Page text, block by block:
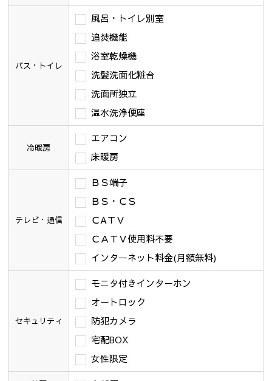
バス・トイレ
風呂・トイレ別室
追焚機能
浴室乾燥機
洗髪洗面化粧台
洗面所独立
温水洗浄便座
冷暖房
エアコン
床暖房
テレビ・通信
ＢＳ端子
ＢＳ・ＣＳ
ＣAＴＶ
ＣＡＴＶ使用料不要
インターネット料金(月額無料)
セキュリティ
モニタ付きインターホン
オートロック
防犯カメラ
宅配BOX
女性限定